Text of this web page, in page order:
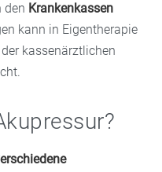
den Krankenkassen
kann in Eigentherapie
kassenärztlichen